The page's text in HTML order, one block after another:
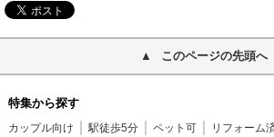
このページの先頭へ
特集から探す
カップル向け 駅徒歩5分 ペット可 リフォーム